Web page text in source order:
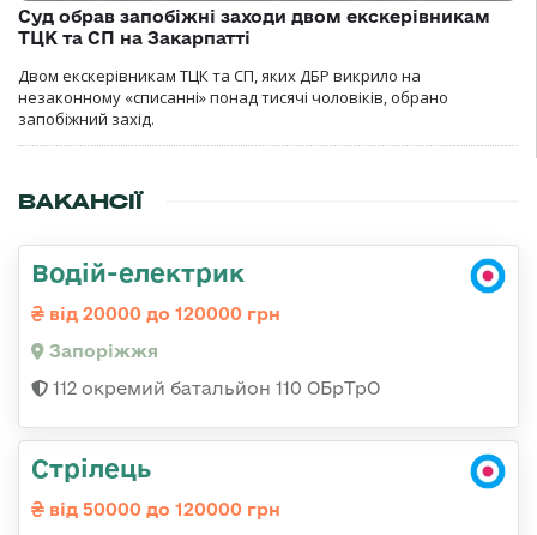
Суд обрав запобіжні заходи двом екскерівникам
ТЦК та СП на Закарпатті
Двом екскерівникам ТЦК та СП, яких ДБР викрило на
незаконному «списанні» понад тисячі чоловіків, обрано
запобіжний захід.
ВАКАНСІЇ
Водій-електрик
від 20000 до 120000 грн
Запоріжжя
112 окремий батальйон 110 ОБрТрО
Стрілець
від 50000 до 120000 грн